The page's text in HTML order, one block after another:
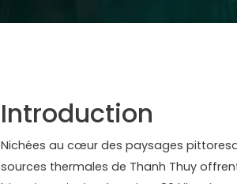
Introduction
Nichées au cœur des paysages
sources thermales de Thanh Thuy